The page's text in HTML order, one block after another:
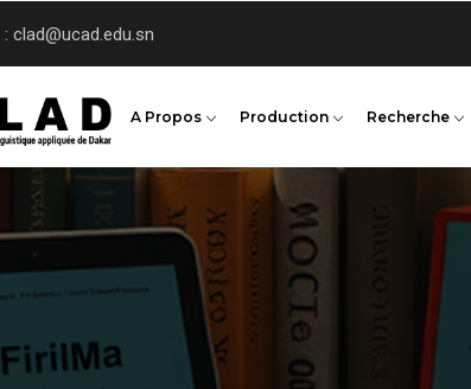
: clad@ucad.edu.sn
A Propos Production Recherche